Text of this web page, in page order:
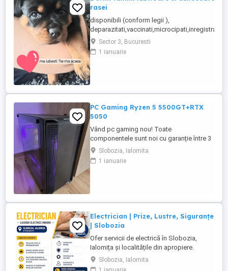
rasei
disponibili (conform legii ),
Sector 3, Bucuresti
1 ianuarie
PC Gaming Ryzen 5 5500GT+RTX
5050
Vând pc gaming nou! Toate
componentele sunt noi cu garanție între 3
și 10 ani la eMAG. Preț FIX nu trimit prin
curier doar predare personală.
Configurație: Procesor Ryzen 5
Kingston Fury Beast ...
Slobozia, Ialomita
1 ianuarie
Electrician | Prize, Lustre, Siguranțe
| Slobozia
Ofer servicii de electrică în Slobozia,
Ialomița și localitățile din apropiere.
Servicii oferite: Înlocuire prize și
întrerupătoare Montaj lustre, aplice și
Slobozia, Ialomita